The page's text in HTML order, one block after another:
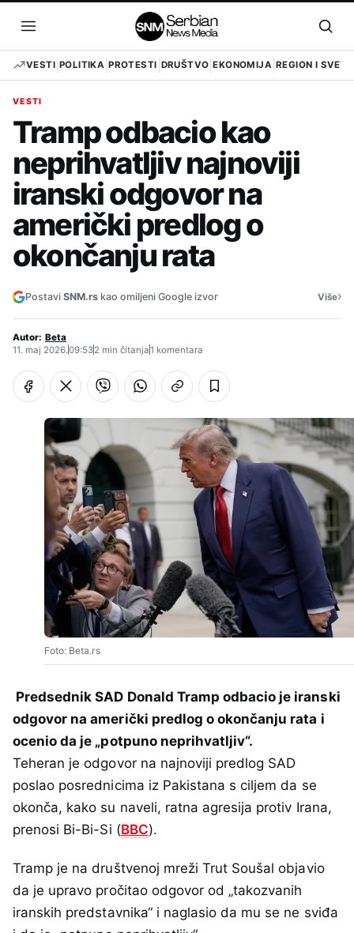
sadržaj
Otvori
meni
VESTI POLITIKA PROTESTI DRUŠTVO EKONOMIJA REGION I SVET
VESTI
Tramp odbacio kao
neprihvatljiv najnoviji
iranski odgovor na
američki predlog o
okončanju rata
Postavi SNM.rs kao omiljeni Google izvor Više›
Autor: Beta
11. maj 2026.09:532 min čitanja1 komentara
Foto: Beta.rs
Predsednik SAD Donald Tramp odbacio je iranski
odgovor na američki predlog o okončanju rata i
ocenio da je „potpuno neprihvatljiv“.
Teheran je odgovor na najnoviji predlog SAD
poslao posrednicima iz Pakistana s ciljem da se
okonča, kako su naveli, ratna agresija protiv Irana,
prenosi Bi-Bi-Si (BBC).
Tramp je na društvenoj mreži Trut Soušal objavio
da je upravo pročitao odgovor od „takozvanih
iranskih predstavnika“ i naglasio da mu se ne sviđa